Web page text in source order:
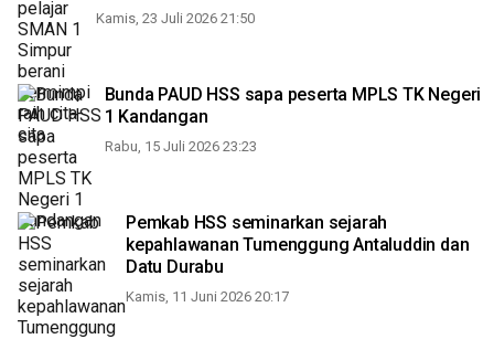
Kamis, 23 Juli 2026 21:50
Bunda PAUD HSS sapa peserta MPLS TK Negeri
1 Kandangan
Rabu, 15 Juli 2026 23:23
Pemkab HSS seminarkan sejarah
kepahlawanan Tumenggung Antaluddin dan
Datu Durabu
Kamis, 11 Juni 2026 20:17